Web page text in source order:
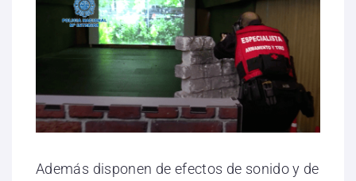
Además disponen de efectos de sonido y de